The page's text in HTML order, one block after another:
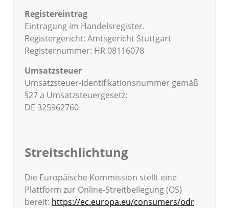
Registereintrag
Eintragung im Handelsregister.
Registergericht: Amtsgericht Stuttgart
Registernummer: HR 08116078
Umsatzsteuer
Umsatzsteuer-Identifikationsnummer gemäß
§27 a Umsatzsteuergesetz:
DE 325962760
Streitschlichtung
Die Europäische Kommission stellt eine
Plattform zur Online-Streitbeilegung (OS)
bereit: https://ec.europa.eu/consumers/odr